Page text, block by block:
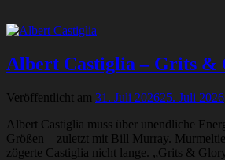
Albert Castiglia – Grits &
Veröffentlicht am 31. Juli 202625. Juli 2026
Albert Castiglia muss über unendliche
Größen – zuletzt mit Bill Murray.
zögerte Castiglia nicht lange. „Grits &